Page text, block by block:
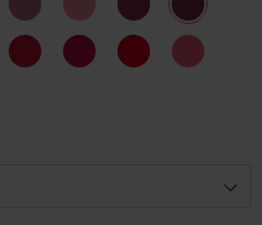
13
Delighted
Pink
14
Impressive
Candy
15
Worthy
Magenta
16
Delicious
Berry
RemarkableSensationalShiningSuperb